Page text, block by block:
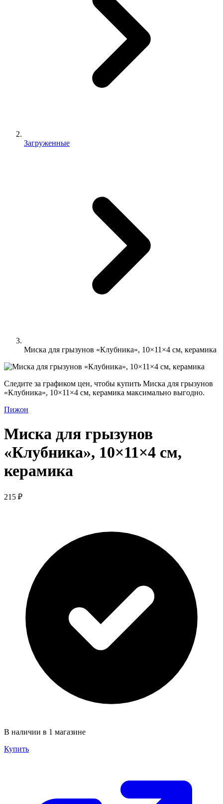
Загруженные
Миска для грызунов «Клубника», 10×11×4 см, керамика
Следите за графиком цен, чтобы купить Миска для грызунов
«Клубника», 10×11×4 см, керамика максимально выгодно.
Пижон
Миска для грызунов
«Клубника», 10×11×4 см,
керамика
215 ₽
В наличии в 1 магазине
Купить